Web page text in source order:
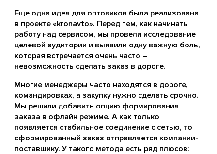
Еще одна идея для оптовиков была реализована
в проекте «kronavto». Перед тем, как начинать
работу над сервисом, мы провели исследование
целевой аудитории и выявили одну важную боль,
которая встречается очень часто –
невозможность сделать заказ в дороге.
Многие менеджеры часто находятся в дороге,
командировках, а закупку нужно сделать срочно.
Мы решили добавить опцию формирования
заказа в офлайн режиме. А как только
появляется стабильное соединение с сетью, то
сформированный заказ отправляется компании-
поставщику. У такого метода есть ряд плюсов: